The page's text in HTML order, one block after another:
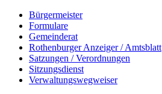
Bürgermeister
Formulare
Gemeinderat
Rothenburger Anzeiger / Amtsblatt
Satzungen / Verordnungen
Sitzungsdienst
Verwaltungswegweiser